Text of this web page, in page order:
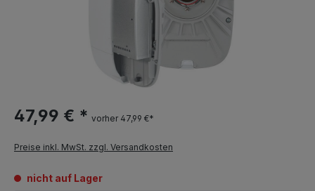
47,99 € * vorher 47,99 €*
Preise inkl. MwSt. zzgl. Versandkosten
nicht auf Lager